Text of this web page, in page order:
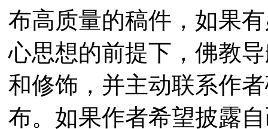
布高质量的稿件，如果
心思想的前提下，佛教
和修饰，并主动联系作
布。如果作者希望披露